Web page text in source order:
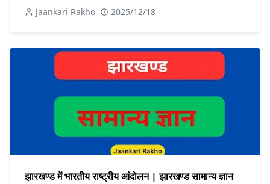
Jaankari Rakho 2025/12/18
झारखण्ड में भारतीय राष्ट्रीय आंदोलन | झारखण्ड सामान्य ज्ञान